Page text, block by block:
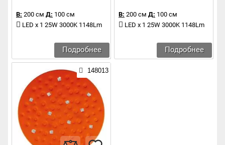
В: 200 см Д: 100 см
LED x 1 25W 3000K 1148Lm
Подробнее
В: 200 см Д: 100 см
LED x 1 25W 3000K 1148Lm
Подробнее
148013